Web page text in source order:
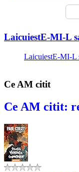
LaicuiestE-MI-L
LaicuiestE-MI-L
Ce AM citit
Ce AM citit: